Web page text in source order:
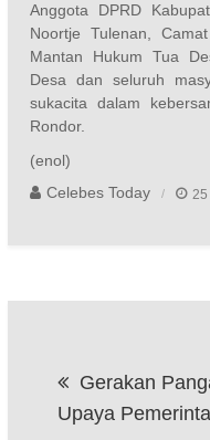
Anggota DPRD
Noortje Tulenan,
Mantan Hukum Tua
Desa dan seluruh
sukacita dalam
Rondor.
(enol)
Celebes Today
pos
Gerakan
Upaya